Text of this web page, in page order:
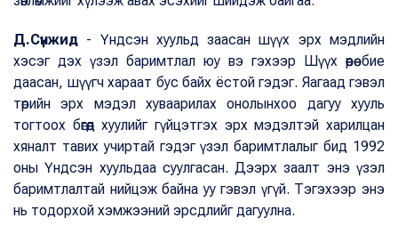
Д.Сүнжид - Үндсэн хуульд заасан шүүх эрх мэдлийн
хэсэг дэх үзэл баримтлал юу вэ гэхээр Шүүх өөрөө бие
даасан, шүүгч хараат бус байх ёстой гэдэг. Яагаад гэвэл
төрийн эрх мэдэл хуваарилах онолынхоо дагуу хууль
тогтоох бөгөөд хуулийг гүйцэтгэх эрх мэдэлтэй харилцан
хяналт тавих учиртай гэдэг үзэл баримтлалыг бид 1992
оны Үндсэн хуульдаа суулгасан. Дээрх заалт энэ үзэл
баримтлалтай нийцэж байна уу гэвэл үгүй. Тэгэхээр энэ
нь тодорхой хэмжээний эрсдлийг дагуулна.